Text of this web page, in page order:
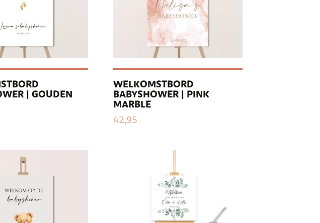
| GOUDEN
WELKOMSTBORD
BABYSHOWER | PINK
MARBLE
42,95